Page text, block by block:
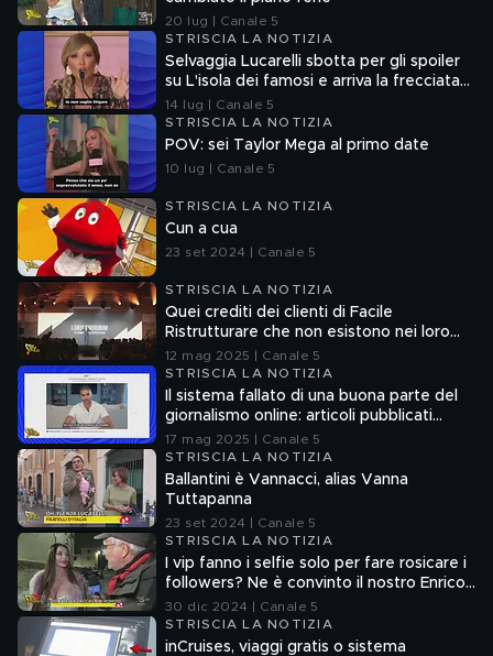
20 lug | Canale 5
STRISCIA LA NOTIZIA
Selvaggia Lucarelli sbotta per gli spoiler
su L'isola dei famosi e arriva la frecciata
di Fedez
14 lug | Canale 5
STRISCIA LA NOTIZIA
POV: sei Taylor Mega al primo date
10 lug | Canale 5
STRISCIA LA NOTIZIA
Cun a cua
23 set 2024 | Canale 5
STRISCIA LA NOTIZIA
Quei crediti dei clienti di Facile
Ristrutturare che non esistono nei loro
sistemi informatici
12 mag 2025 | Canale 5
STRISCIA LA NOTIZIA
Il sistema fallato di una buona parte del
giornalismo online: articoli pubblicati
senza la verifica delle fonti
17 mag 2025 | Canale 5
STRISCIA LA NOTIZIA
Ballantini è Vannacci, alias Vanna
Tuttapanna
23 set 2024 | Canale 5
STRISCIA LA NOTIZIA
I vip fanno i selfie solo per fare rosicare i
followers? Ne è convinto il nostro Enrico
Lucci
30 dic 2024 | Canale 5
STRISCIA LA NOTIZIA
inCruises, viaggi gratis o sistema